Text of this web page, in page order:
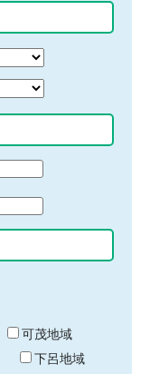
可茂地域
下呂地域